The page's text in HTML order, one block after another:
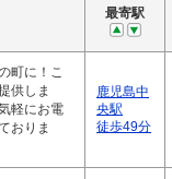
最寄駅
町に！こ
供しま
軽にお電
おりま
鹿児島中
央駅
徒歩49分